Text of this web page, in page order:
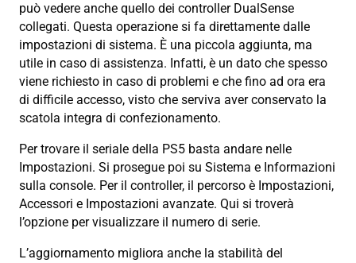
può vedere anche quello dei controller DualSense
collegati. Questa operazione si fa direttamente dalle
impostazioni di sistema. È una piccola aggiunta, ma
utile in caso di assistenza. Infatti, è un dato che spesso
viene richiesto in caso di problemi e che fino ad ora era
di difficile accesso, visto che serviva aver conservato la
scatola integra di confezionamento.
Per trovare il seriale della PS5 basta andare nelle
Impostazioni. Si prosegue poi su Sistema e Informazioni
sulla console. Per il controller, il percorso è Impostazioni,
Accessori e Impostazioni avanzate. Qui si troverà
l’opzione per visualizzare il numero di serie.
L’aggiornamento migliora anche la stabilità del